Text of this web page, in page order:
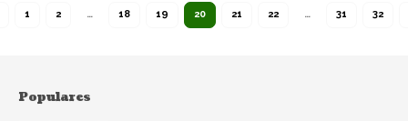
1 2 … 18 19 20 21 22 … 31 32
Populares